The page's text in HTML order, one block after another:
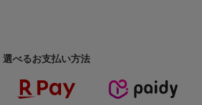
選べるお支払い方法